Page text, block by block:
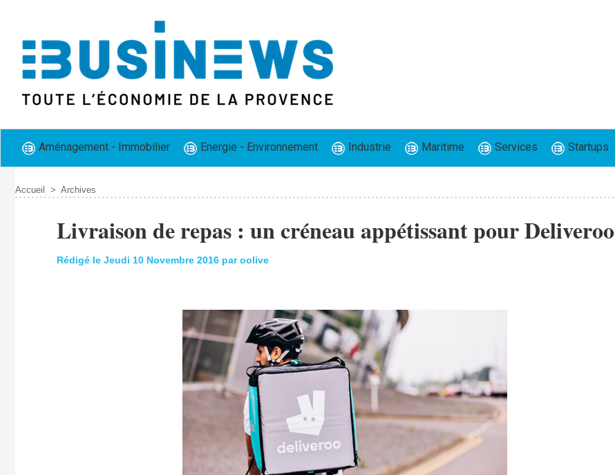
Aménagement - Immobilier Energie - Environnement Industrie Maritime Services Startups
Accueil > Archives
Livraison de repas : un créneau appétissant pour Deliveroo
Rédigé le Jeudi 10 Novembre 2016 par oolive